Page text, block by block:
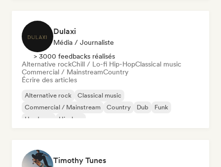
Dulaxi
Média / Journaliste
> 3000 feedbacks réalisés
Alternative rockChill / Lo-fi Hip-HopClassical music
Commercial / MainstreamCountry
Écrire des articles
Alternative rock
Classical music
Commercial / Mainstream
Country Dub
Funk
Hardcore
Hip-hop
Timothy Tunes